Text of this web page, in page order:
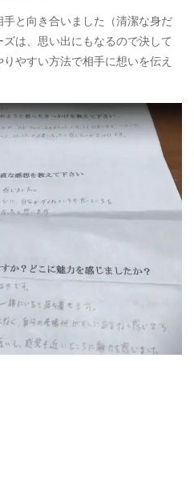
と向き合いました（清潔な身だ
は、思い出にもなるので決して
やすい方法で相手に想いを伝え